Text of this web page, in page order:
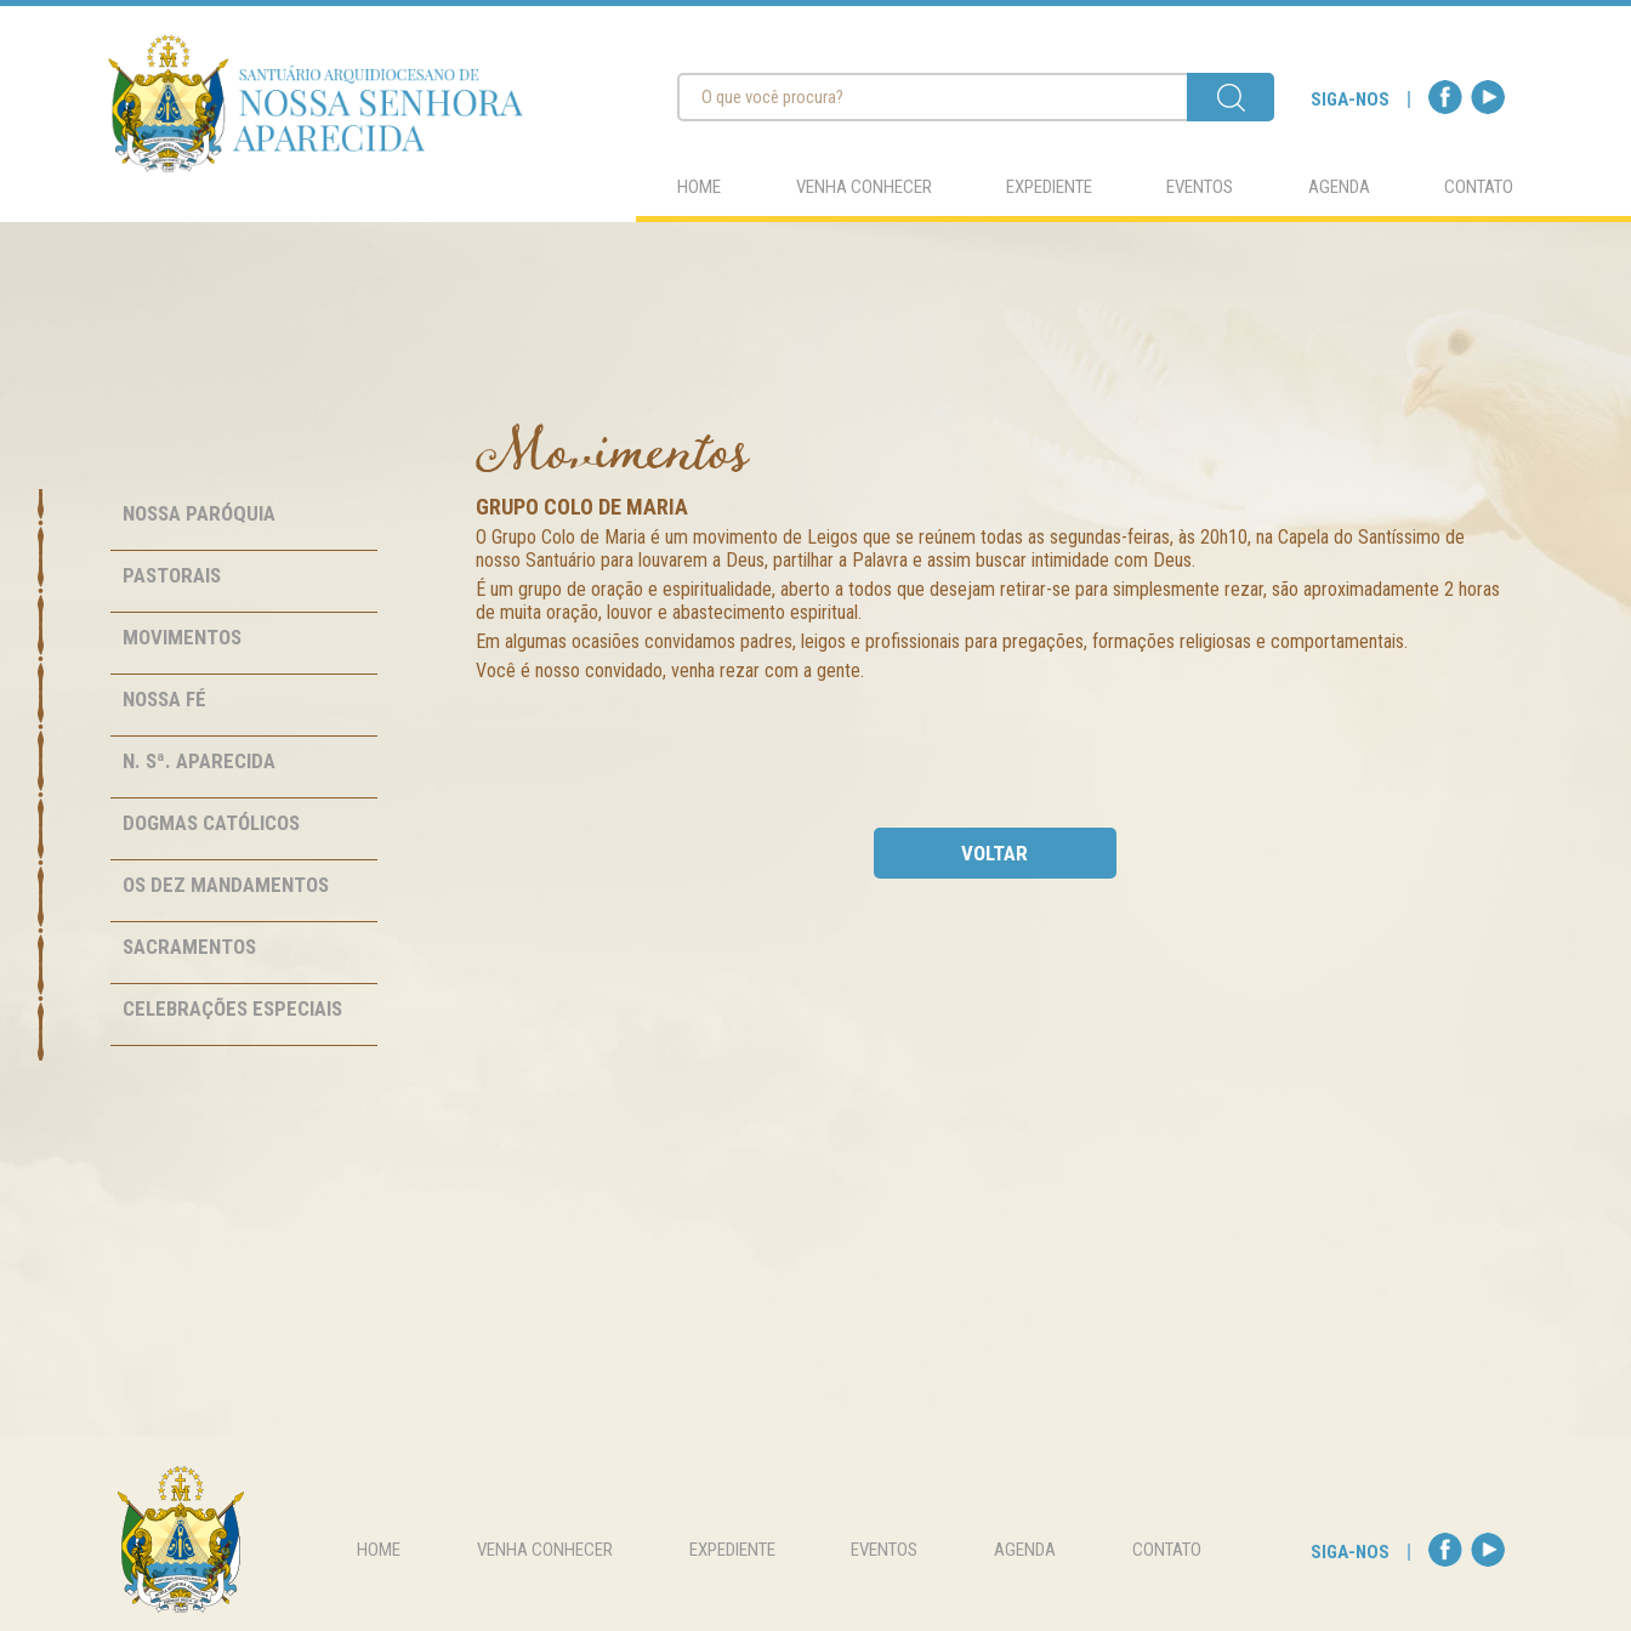
SIGA-NOS
HOME VENHA CONHECER EXPEDIENTE EVENTOS AGENDA CONTATO
NOSSA PARÓQUIA
PASTORAIS
MOVIMENTOS
NOSSA FÉ
N. Sª. APARECIDA
DOGMAS CATÓLICOS
OS DEZ MANDAMENTOS
SACRAMENTOS
CELEBRAÇÕES ESPECIAIS
Movimentos
GRUPO COLO DE MARIA
O Grupo Colo de Maria é um movimento de Leigos que se reúnem todas as segundas-feiras, às 20h10, na Capela do Santíssimo de
nosso Santuário para louvarem a Deus, partilhar a Palavra e assim buscar intimidade com Deus.
É um grupo de oração e espiritualidade, aberto a todos que desejam retirar-se para simplesmente rezar, são aproximadamente 2 horas
de muita oração, louvor e abastecimento espiritual.
Em algumas ocasiões convidamos padres, leigos e profissionais para pregações, formações religiosas e comportamentais.
Você é nosso convidado, venha rezar com a gente.
VOLTAR
HOME VENHA CONHECER EXPEDIENTE EVENTOS AGENDA CONTATO SIGA-NOS